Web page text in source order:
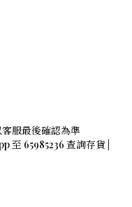
服最後確認為準
至 65985236 查詢存貨 |